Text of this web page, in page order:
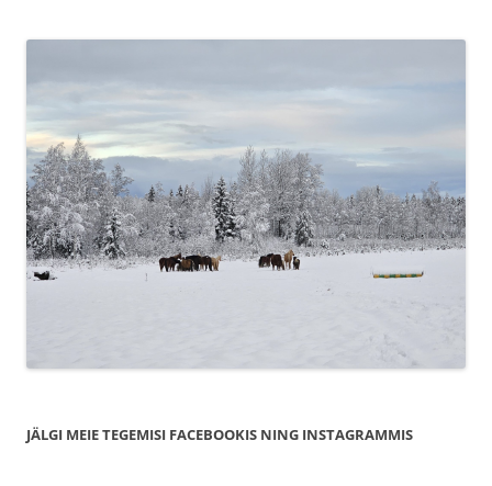
JÄLGI MEIE TEGEMISI FACEBOOKIS NING INSTAGRAMMIS